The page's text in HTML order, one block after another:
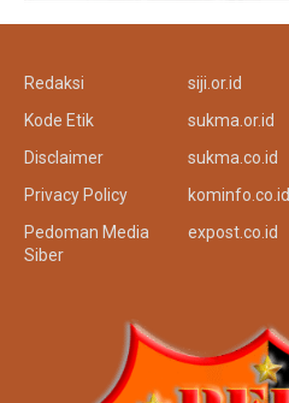
Redaksi
Kode Etik
Disclaimer
Privacy Policy
Pedoman Media
Siber
siji.or.id
sukma.or.id
sukma.co.id
kominfo.co.id
expost.co.id